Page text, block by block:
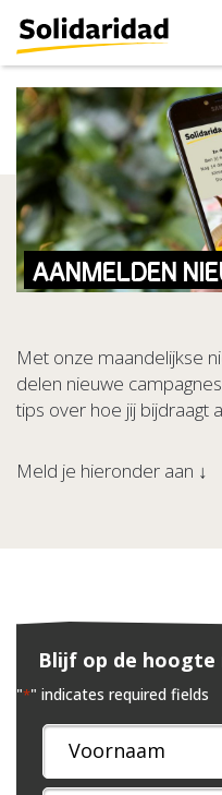
AANMELDEN
Met onze maandelijkse
delen nieuwe
tips over hoe jij bijdraagt
Meld je hieronder aan ↓
Blijf op de
"*" indicates required fields
Naam
*